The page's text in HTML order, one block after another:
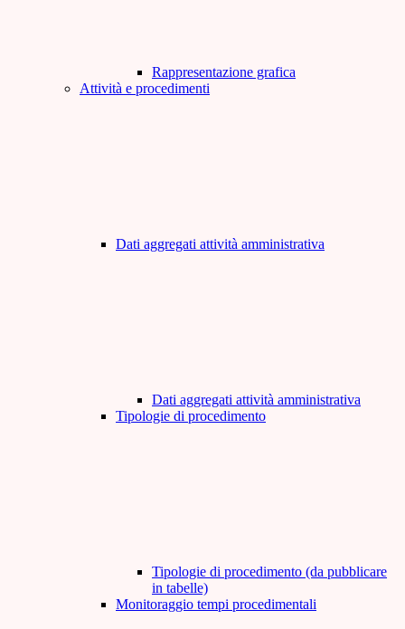
Rappresentazione grafica
Attività e procedimenti
Dati aggregati attività amministrativa
Dati aggregati attività amministrativa
Tipologie di procedimento
Tipologie di procedimento (da pubblicare
in tabelle)
Monitoraggio tempi procedimentali